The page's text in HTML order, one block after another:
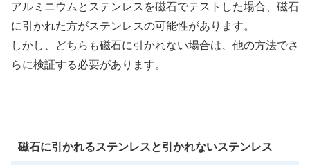
アルミニウムとステンレスを磁石でテストした場合、磁石
に引かれた方がステンレスの可能性があります。
しかし、どちらも磁石に引かれない場合は、他の方法でさ
らに検証する必要があります。
磁石に引かれるステンレスと引かれないステンレス